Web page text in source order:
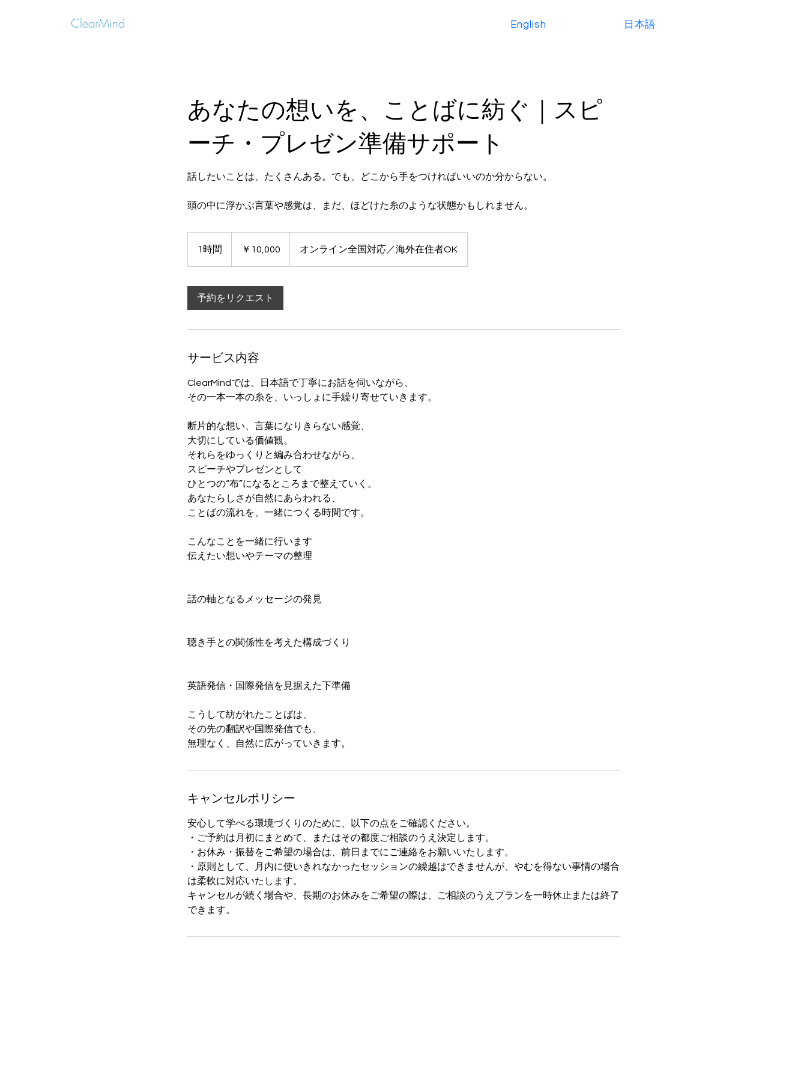
ClearMind English 日本語
あなたの想いを、ことばに紡ぐ｜スピ
ーチ・プレゼン準備サポート
話したいことは、たくさんある。でも、どこから手をつければいいのか分からない。
頭の中に浮かぶ言葉や感覚は、まだ、ほどけた糸のような状態かもしれません。
1時間 ￥10,000 オンライン全国対応／海外在住者OK
予約をリクエスト
サービス内容
ClearMindでは、日本語で丁寧にお話を伺いながら、
その一本一本の糸を、いっしょに手繰り寄せていきます。
断片的な想い、言葉になりきらない感覚、
大切にしている価値観。
それらをゆっくりと編み合わせながら、
スピーチやプレゼンとして
ひとつの“布”になるところまで整えていく。
あなたらしさが自然にあらわれる、
ことばの流れを、一緒につくる時間です。
こんなことを一緒に行います
伝えたい想いやテーマの整理
話の軸となるメッセージの発見
聴き手との関係性を考えた構成づくり
英語発信・国際発信を見据えた下準備
こうして紡がれたことばは、
その先の翻訳や国際発信でも、
キャンセルポリシー
安心して学べる環境づくりのために、以下の点をご確認ください。
・ご予約は月初にまとめて、またはその都度ご相談のうえ決定します。
・お休み・振替をご希望の場合は、前日までにご連絡をお願いいたします。
・原則として、月内に使いきれなかったセッションの繰越はできませんが、やむを得ない事情の場合
は柔軟に対応いたします。
キャンセルが続く場合や、長期のお休みをご希望の際は、ご相談のうえプランを一時休止または終了